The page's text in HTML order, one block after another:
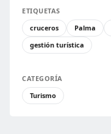
ETIQUETAS
cruceros
Palma
gestión turística
CATEGORÍA
Turismo